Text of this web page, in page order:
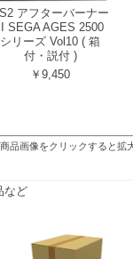
アフターバーナー
II SEGA AGES 2500
シリーズ Vol10 ( 箱
付・説付 )
￥9,450
品画像をクリックすると拡